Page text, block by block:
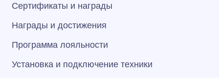
Сертификаты и награды
Награды и достижения
Программа лояльности
Установка и подключение техники